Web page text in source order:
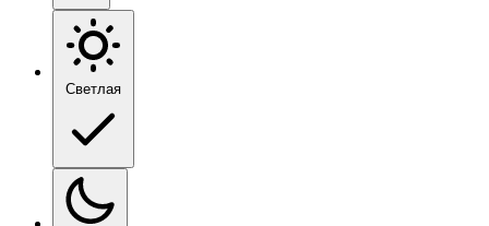
Светлая